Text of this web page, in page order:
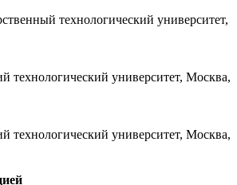
технологический университет,
университет, Москва,
университет, Москва,